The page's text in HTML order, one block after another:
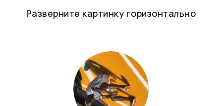
Разверните картинку горизонтально